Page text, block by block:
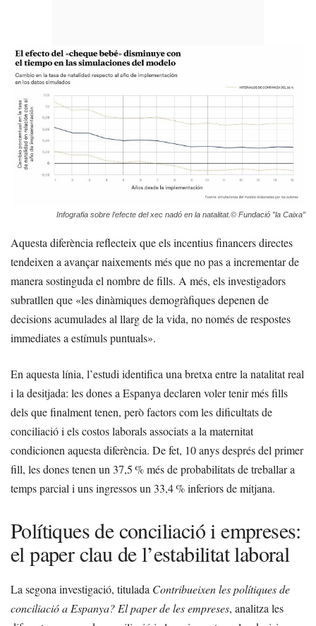
Infografia sobre l’efecte del xec nadó en la natalitat.© Fundació ”la Caixa”
Aquesta diferència reflecteix que els incentius financers directes
tendeixen a avançar naixements més que no pas a incrementar de
manera sostinguda el nombre de fills. A més, els investigadors
subratllen que «les dinàmiques demogràfiques depenen de
decisions acumulades al llarg de la vida, no només de respostes
immediates a estímuls puntuals».
En aquesta línia, l’estudi identifica una bretxa entre la natalitat real
i la desitjada: les dones a Espanya declaren voler tenir més fills
dels que finalment tenen, però factors com les dificultats de
conciliació i els costos laborals associats a la maternitat
condicionen aquesta diferència. De fet, 10 anys després del primer
fill, les dones tenen un 37,5 % més de probabilitats de treballar a
temps parcial i uns ingressos un 33,4 % inferiors de mitjana.
Polítiques de conciliació i empreses:
el paper clau de l’estabilitat laboral
La segona investigació, titulada Contribueixen les polítiques de
conciliació a Espanya? El paper de les empreses, analitza les